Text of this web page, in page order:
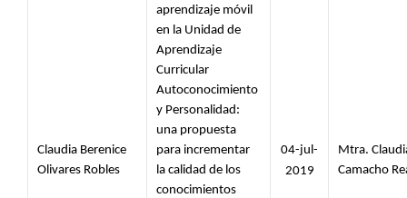
Claudia Berenice
Olivares Robles
aprendizaje móvil
en la Unidad de
Aprendizaje
Curricular
Autoconocimiento
y Personalidad:
una propuesta
para incrementar
la calidad de los
conocimientos
04-jul-
2019
Mtra.
Camacho